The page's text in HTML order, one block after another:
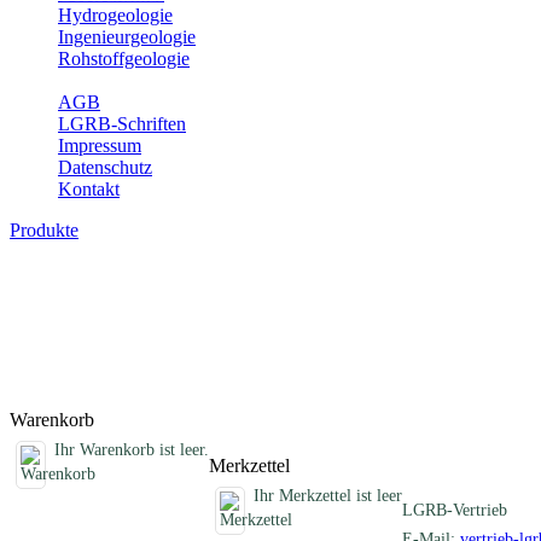
Hydrogeologie
Ingenieurgeologie
Rohstoffgeologie
AGB
LGRB-Schriften
Impressum
Datenschutz
Kontakt
Produkte
Warenkorb
Ihr Warenkorb ist leer.
Merkzettel
Ihr Merkzettel ist leer
LGRB-Vertrieb